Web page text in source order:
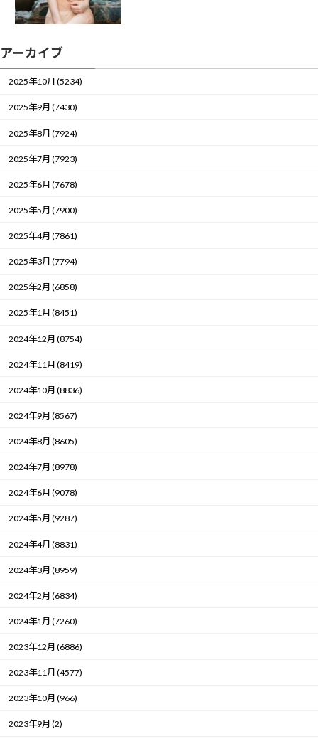
アーカイブ
2025年10月 (5234)
2025年9月 (7430)
2025年8月 (7924)
2025年7月 (7923)
2025年6月 (7678)
2025年5月 (7900)
2025年4月 (7861)
2025年3月 (7794)
2025年2月 (6858)
2025年1月 (8451)
2024年12月 (8754)
2024年11月 (8419)
2024年10月 (8836)
2024年9月 (8567)
2024年8月 (8605)
2024年7月 (8978)
2024年6月 (9078)
2024年5月 (9287)
2024年4月 (8831)
2024年3月 (8959)
2024年2月 (6834)
2024年1月 (7260)
2023年12月 (6886)
2023年11月 (4577)
2023年10月 (966)
2023年9月 (2)